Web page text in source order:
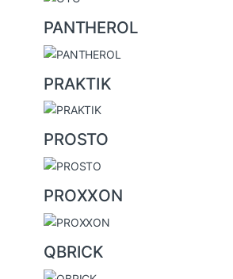
PANTHEROL
PRAKTIK
PROSTO
PROXXON
QBRICK